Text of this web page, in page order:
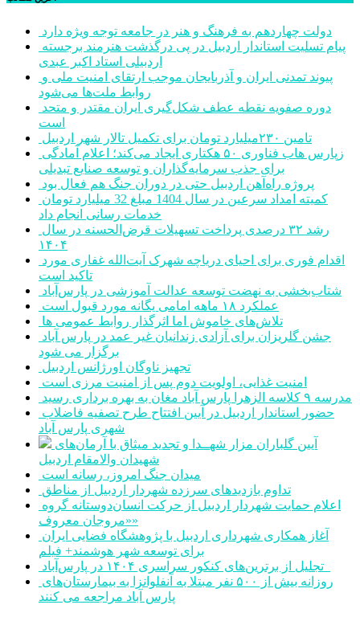
دولت چهاردهم به فرهنگ و هنر در جامعه توجه ویژه دارد
اردبیلی استاد اکبر عبدی
روابط ملت‌ها می‌شود
است
تامین ۲۳۰میلیارد تومان برای تکمیل تالار شهر اردبیل
برای جذب سرمایه‌گذاران و توسعه صنایع تبدیلی
پروژه راه‌آهن اردبیل حتی در دوران جنگ هم فعال بود
خدمات رسانی انجام داد
۱۴۰۴
تاکید است
شتاب‌بخشی به نهضت توسعه عدالت آموزشی در پارس‌آباد
عملکرد ۱۸ ماهه امامی یگانه مورد قبول است
تلاش‌های خاموش اما اثرگذار روابط عمومی ها
برگزار می شود
تجهیز ناوگان اورژانس اردبیل
امنیت غذایی، اولویت دوم پس از امنیت مرزی است
مدرسه ۹ کلاسه الزهرا پارس آباد مغان به بهره برداری رسید
شهری پارس آباد
شهیدان والامقام اردبیل
میدان جنگ امروز، رسانه است
تداوم بازدیدهای سرزده شهردار اردبیل از مناطق
«مروجان معروف»
برای توسعه شهر هوشمند+ فیلم
پارس آباد مراجعه می کنند